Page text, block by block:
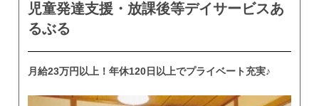
児童発達支援・放課後等デイサービスあ
るぶる
月給23万円以上！年休120日以上でプライベート充実♪